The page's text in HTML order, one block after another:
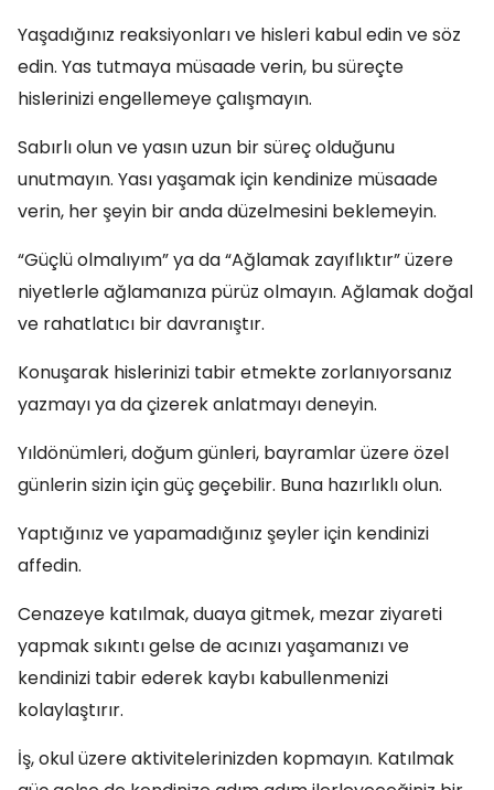
Yaşadığınız reaksiyonları ve hisleri kabul edin ve söz
edin. Yas tutmaya müsaade verin, bu süreçte
hislerinizi engellemeye çalışmayın.
Sabırlı olun ve yasın uzun bir süreç olduğunu
unutmayın. Yası yaşamak için kendinize müsaade
verin, her şeyin bir anda düzelmesini beklemeyin.
“Güçlü olmalıyım” ya da “Ağlamak zayıflıktır” üzere
niyetlerle ağlamanıza pürüz olmayın. Ağlamak doğal
ve rahatlatıcı bir davranıştır.
Konuşarak hislerinizi tabir etmekte zorlanıyorsanız
yazmayı ya da çizerek anlatmayı deneyin.
Yıldönümleri, doğum günleri, bayramlar üzere özel
günlerin sizin için güç geçebilir. Buna hazırlıklı olun.
Yaptığınız ve yapamadığınız şeyler için kendinizi
affedin.
Cenazeye katılmak, duaya gitmek, mezar ziyareti
yapmak sıkıntı gelse de acınızı yaşamanızı ve
kendinizi tabir ederek kaybı kabullenmenizi
kolaylaştırır.
İş, okul üzere aktivitelerinizden kopmayın. Katılmak